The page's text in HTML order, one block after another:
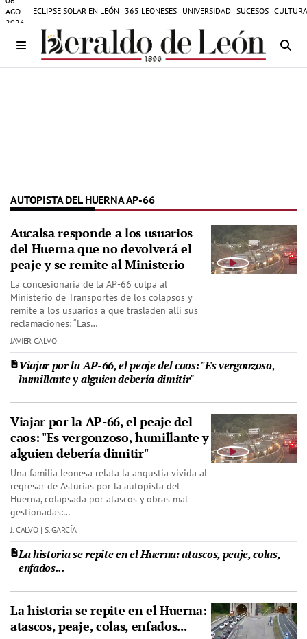
AGO
2026
ECLIPSE SOLAR EN LEÓN 365 LEONESES UNIVERSIDAD SUCESOS
AUTOPISTA DEL HUERNA AP-66
Aucalsa responde a los usuarios
del Huerna que no devolverá el
peaje y se remite al Ministerio
La concesionaria de la AP-66 culpa al
Ministerio de Transportes de los colapsos y
remite a los usuarios a que trasladen allí sus
reclamaciones: “Las…
JAVIER CALVO
Viajar por la AP-66, el peaje del caos: "Es vergonzoso,
humillante y alguien debería dimitir"
Viajar por la AP-66, el peaje del
caos: "Es vergonzoso, humillante y
alguien debería dimitir"
Una familia leonesa relata la angustia vivida al
regresar de Asturias por la autopista del
Huerna, colapsada por atascos y obras mal
gestionadas:…
J. CALVO | S. GARCÍA
La historia se repite en el Huerna: atascos, peaje, colas,
enfados...
La historia se repite en el Huerna:
atascos, peaje, colas, enfados...